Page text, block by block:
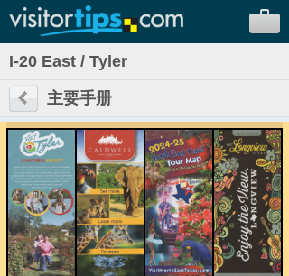
I-20 East / Tyler
主要手册